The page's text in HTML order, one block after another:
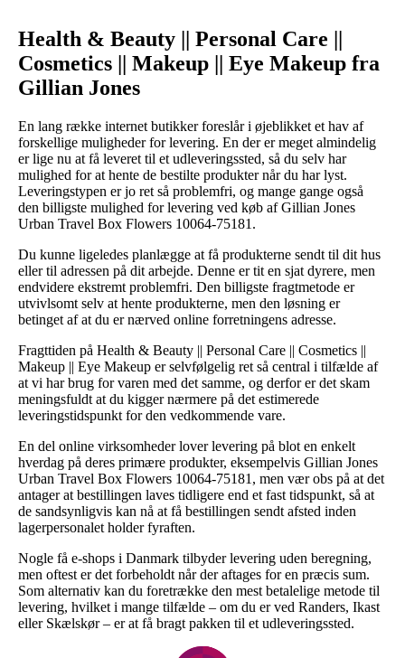
Health & Beauty || Personal Care ||
Cosmetics || Makeup || Eye Makeup fra
Gillian Jones
En lang række internet butikker foreslår i øjeblikket et hav af
forskellige muligheder for levering. En der er meget almindelig
er lige nu at få leveret til et udleveringssted, så du selv har
mulighed for at hente de bestilte produkter når du har lyst.
Leveringstypen er jo ret så problemfri, og mange gange også
den billigste mulighed for levering ved køb af Gillian Jones
Urban Travel Box Flowers 10064-75181.
Du kunne ligeledes planlægge at få produkterne sendt til dit hus
eller til adressen på dit arbejde. Denne er tit en sjat dyrere, men
endvidere ekstremt problemfri. Den billigste fragtmetode er
utvivlsomt selv at hente produkterne, men den løsning er
betinget af at du er nærved online forretningens adresse.
Fragttiden på Health & Beauty || Personal Care || Cosmetics ||
Makeup || Eye Makeup er selvfølgelig ret så central i tilfælde af
at vi har brug for varen med det samme, og derfor er det skam
meningsfuldt at du kigger nærmere på det estimerede
leveringstidspunkt for den vedkommende vare.
En del online virksomheder lover levering på blot en enkelt
hverdag på deres primære produkter, eksempelvis Gillian Jones
Urban Travel Box Flowers 10064-75181, men vær obs på at det
antager at bestillingen laves tidligere end et fast tidspunkt, så at
de sandsynligvis kan nå at få bestillingen sendt afsted inden
lagerpersonalet holder fyraften.
Nogle få e-shops i Danmark tilbyder levering uden beregning,
men oftest er det forbeholdt når der aftages for en præcis sum.
Som alternativ kan du foretrække den mest betalelige metode til
levering, hvilket i mange tilfælde – om du er ved Randers, Ikast
eller Skælskør – er at få bragt pakken til et udleveringssted.